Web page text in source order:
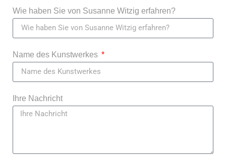
Wie haben Sie von Susanne Witzig erfahren?
Name des Kunstwerkes
Ihre Nachricht